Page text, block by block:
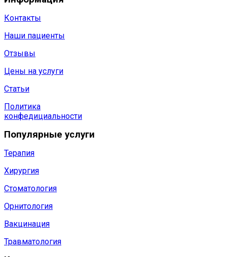
Контакты
Наши пациенты
Отзывы
Цены на услуги
Статьи
Политика
конфедициальности
Популярные услуги
Терапия
Хирургия
Стоматология
Орнитология
Вакцинация
Травматология